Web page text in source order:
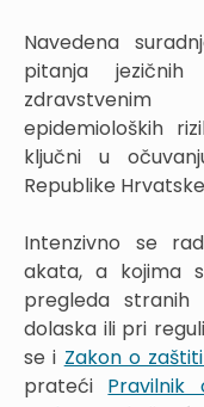
Navedena
pitanja
zdravstvenim
epidemioloških
ključni u
Republike
Intenzivno se
akata, a kojima
pregleda stranih
dolaska ili pri
se i Zakon o
prateći Pravilnik